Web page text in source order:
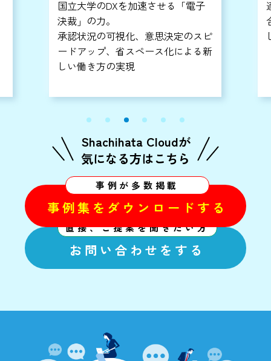
国立大学のDXを加速させる「電子
決裁」の力。
承認状況の可視化、意思決定のスピ
ードアップ、省スペース化による新
しい働き方の実現
Shachihata Cloudが
気になる方はこちら
直接、ご提案を聞きたい方
お問い合わせをする
事例が多数掲載
事例集をダウンロードする